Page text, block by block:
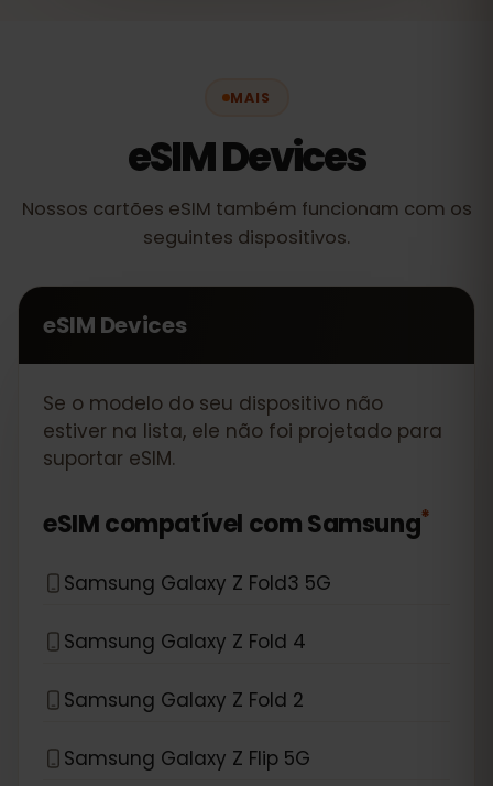
MAIS
eSIM Devices
Nossos cartões eSIM também funcionam com os
seguintes dispositivos.
eSIM Devices
Se o modelo do seu dispositivo não
estiver na lista, ele não foi projetado para
suportar eSIM.
eSIM compatível comSamsung*
Samsung Galaxy Z Fold3 5G
Samsung Galaxy Z Fold 4
Samsung Galaxy Z Fold 2
Samsung Galaxy Z Flip 5G